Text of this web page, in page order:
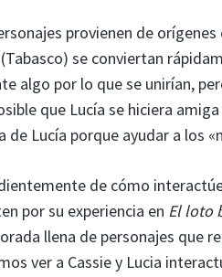
provienen de
se conviertan
algo por lo que se unirían,
que Lucía se hiciera
de Lucía porque ayudar a los
de cómo
por su experiencia en El loto
llena de personajes que
ver a Cassie y Lucia